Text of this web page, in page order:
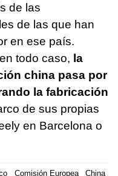
de las
de las que han
en ese país.
todo caso, la
china pasa por
la fabricación
de sus propias
en Barcelona o
Comisión Europea
China